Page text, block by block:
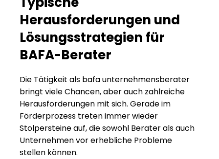
Herausforderungen und
Lösungsstrategien für
BAFA-Berater
Die Tätigkeit als bafa unternehmensberater
bringt viele Chancen, aber auch zahlreiche
Herausforderungen mit sich. Gerade im
Förderprozess treten immer wieder
Stolpersteine auf, die sowohl Berater als auch
Unternehmen vor erhebliche Probleme
stellen können.